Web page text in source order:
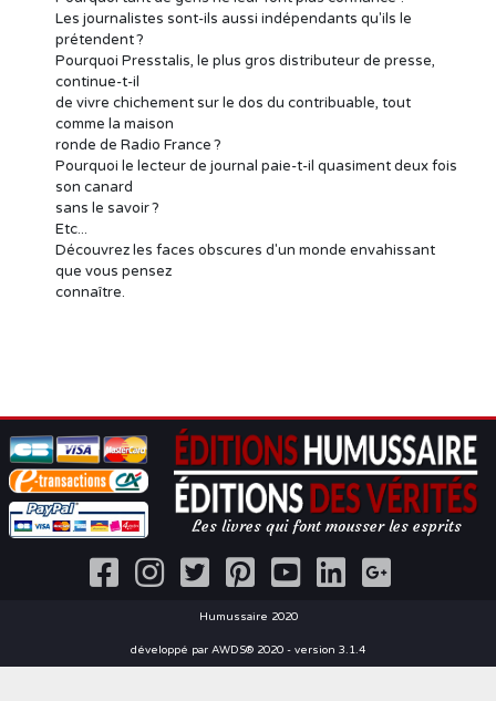
Les journalistes sont-ils aussi indépendants qu'ils le
prétendent ?
Pourquoi Presstalis, le plus gros distributeur de presse,
continue-t-il
de vivre chichement sur le dos du contribuable, tout
comme la maison
ronde de Radio France ?
Pourquoi le lecteur de journal paie-t-il quasiment deux fois
son canard
sans le savoir ?
Etc...
Découvrez les faces obscures d'un monde envahissant
que vous pensez
connaître.
Les livres qui font mousser les esprits
Humussaire 2020
développé par AWDS® 2020 - version 3.1.4